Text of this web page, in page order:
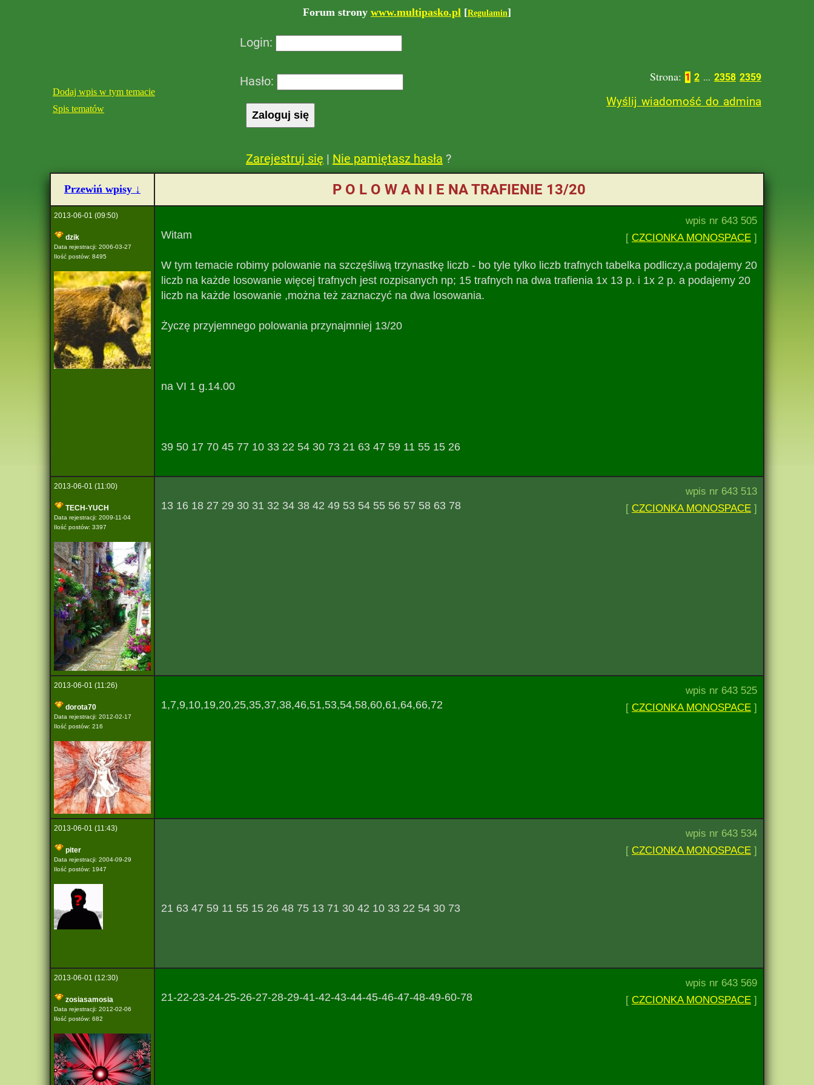
Forum strony www.multipasko.pl [Regulamin]
Dodaj wpis w tym temacie
Spis tematów
Login:
Hasło:
Zarejestruj się | Nie pamiętasz hasła ?
Strona: 1 2 ... 2358 2359
Wyślij wiadomość do admina
Przewiń wpisy ↓ P O L O W A N I E NA TRAFIENIE 13/20
2013-06-01 (09:50)
dzik
Data rejestracji: 2006-03-27
Ilość postów: 8495
wpis nr 643 505
[ CZCIONKA MONOSPACE ]
Witam
W tym temacie robimy polowanie na szczęśliwą trzynastkę liczb - bo tyle tylko liczb trafnych tabelka podliczy,a podajemy 20
liczb na każde losowanie więcej trafnych jest rozpisanych np; 15 trafnych na dwa trafienia 1x 13 p. i 1x 2 p. a podajemy 20
liczb na każde losowanie ,można też zaznaczyć na dwa losowania.
Życzę przyjemnego polowania przynajmniej 13/20
na VI 1 g.14.00
39 50 17 70 45 77 10 33 22 54 30 73 21 63 47 59 11 55 15 26
2013-06-01 (11:00)
TECH-YUCH
Data rejestracji: 2009-11-04
Ilość postów: 3397
wpis nr 643 513
[ CZCIONKA MONOSPACE ]
13 16 18 27 29 30 31 32 34 38 42 49 53 54 55 56 57 58 63 78
2013-06-01 (11:26)
dorota70
Data rejestracji: 2012-02-17
Ilość postów: 216
wpis nr 643 525
[ CZCIONKA MONOSPACE ]
1,7,9,10,19,20,25,35,37,38,46,51,53,54,58,60,61,64,66,72
2013-06-01 (11:43)
piter
Data rejestracji: 2004-09-29
Ilość postów: 1947
wpis nr 643 534
[ CZCIONKA MONOSPACE ]
21 63 47 59 11 55 15 26 48 75 13 71 30 42 10 33 22 54 30 73
2013-06-01 (12:30)
zosiasamosia
Data rejestracji: 2012-02-06
Ilość postów: 682
wpis nr 643 569
[ CZCIONKA MONOSPACE ]
21-22-23-24-25-26-27-28-29-41-42-43-44-45-46-47-48-49-60-78